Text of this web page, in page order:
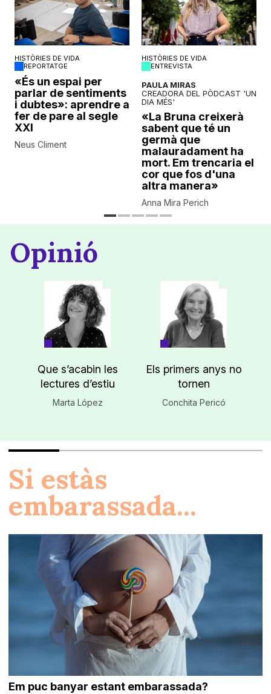
HISTÒRIES DE VIDA
REPORTATGE
«És un espai per
parlar de sentiments
i dubtes»: aprendre a
fer de pare al segle
XXI
Neus Climent
HISTÒRIES DE VIDA
ENTREVISTA
PAULA MIRAS
CREADORA DEL PÒDCAST 'UN
DIA MÉS'
«La Bruna creixerà
sabent que té un
germà que
malauradament ha
mort. Em trencaria el
cor que fos d'una
altra manera»
Anna Mira Perich
Opinió
Que s’acabin les
lectures d’estiu
Marta López
Els primers anys no
tornen
Conchita Pericó
Si estàs
embarassada...
Em puc banyar estant embarassada?